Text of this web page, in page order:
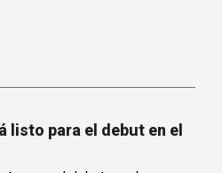
listo para el debut en el